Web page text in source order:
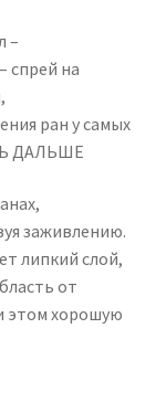
–
на
ран у самых
ДАЛЬШЕ
заживлению.
липкий слой,
от
этом хорошую